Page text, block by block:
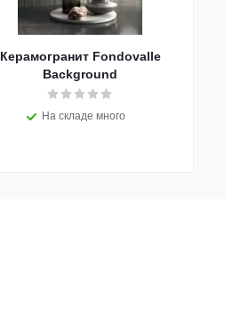
Керамогранит Fondovalle
Background
На складе много